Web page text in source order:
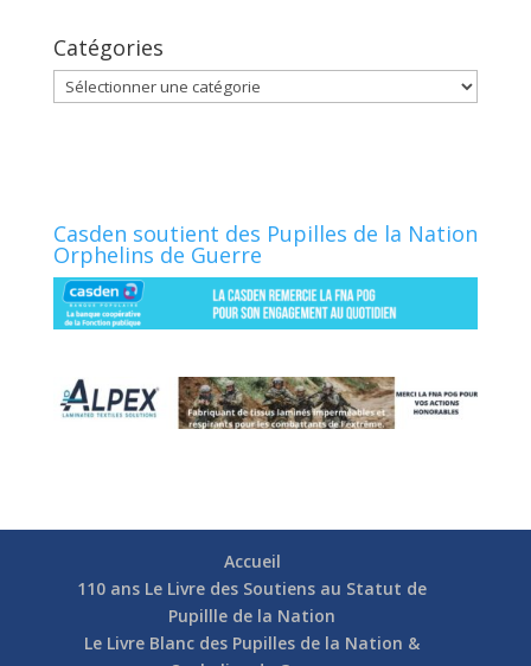
Catégories
Catégories
Casden soutient des Pupilles de la Nation
Orphelins de Guerre
Accueil
110 ans Le Livre des Soutiens au Statut de
Pupillle de la Nation
Le Livre Blanc des Pupilles de la Nation &